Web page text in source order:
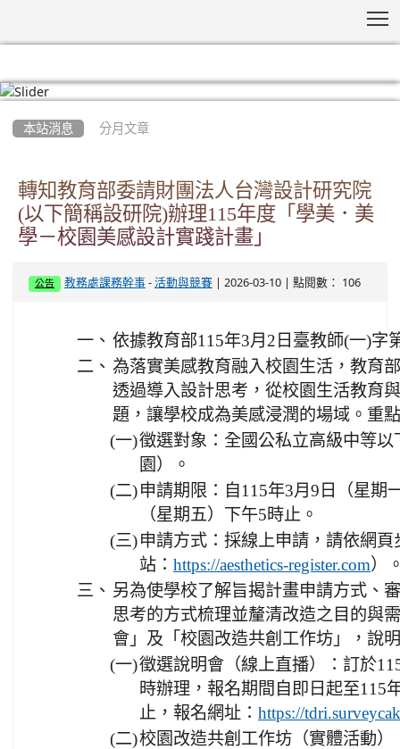
本站消息 分月文章
轉知教育部委請財團法人台灣設計研究院
(以下簡稱設研院)辦理115年度「學美．美
學－校園美感設計實踐計畫」
公告 教務處課務幹事 -活動與競賽 | 2026-03-10 | 點閱數： 106
一、 依據教育部115年3月2日臺教師(一)字
二、 為落實美感教育融入校園生活，教育
透過導入設計思考，從校園生活教育
題，讓學校成為美感浸潤的場域。重
(一)徵選對象：全國公私立高級中等
園）。
(二)申請期限：自115年3月9日（星期
（星期五）下午5時止。
(三)申請方式：採線上申請，請依網
站： https://aesthetics-register.com）
三、 另為使學校了解旨揭計畫申請方式、
思考的方式梳理並釐清改造之目的與
會」及「校園改造共創工作坊」，說
(一)徵選說明會（線上直播）：訂於
時辦理，報名期間自即日起至115
止，報名網址： https://
(二)校園改造共創工作坊（實體活動